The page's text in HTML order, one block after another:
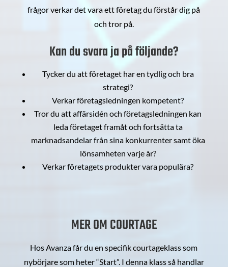
frågor verkar det vara ett företag du förstår dig på
och tror på.
Kan du svara ja på följande?
Tycker du att företaget har en tydlig och bra
strategi?
Verkar företagsledningen kompetent?
Tror du att affärsidén och företagsledningen kan
leda företaget framåt och fortsätta ta
marknadsandelar från sina konkurrenter samt öka
lönsamheten varje år?
Verkar företagets produkter vara populära?
MER OM COURTAGE
Hos Avanza får du en specifik courtageklass som
nybörjare som heter “Start”. I denna klass så handlar